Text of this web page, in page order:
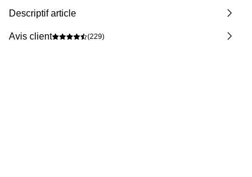
Descriptif article
Avis client (229)